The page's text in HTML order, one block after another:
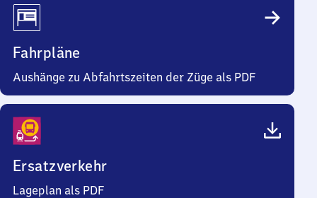
Fahrpläne
Aushänge zu Abfahrtszeiten der Züge als PDF
Ersatzverkehr
Lageplan als PDF